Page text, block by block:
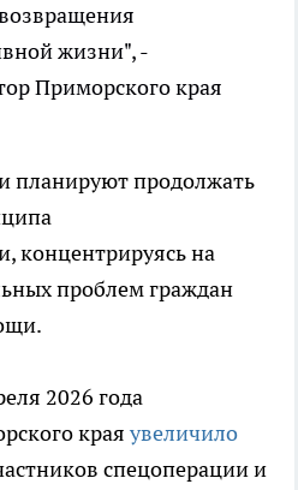
жизни", -
Приморского края
планируют продолжать
концентрируясь на
проблем граждан
2026 года
края увеличило
спецоперации и